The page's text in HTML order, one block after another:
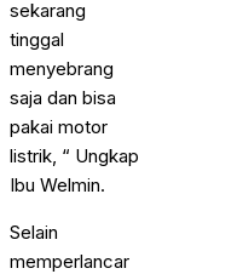
sekarang
tinggal
menyebrang
saja dan bisa
pakai motor
listrik, “ Ungkap
Ibu Welmin.
Selain
memperlancar